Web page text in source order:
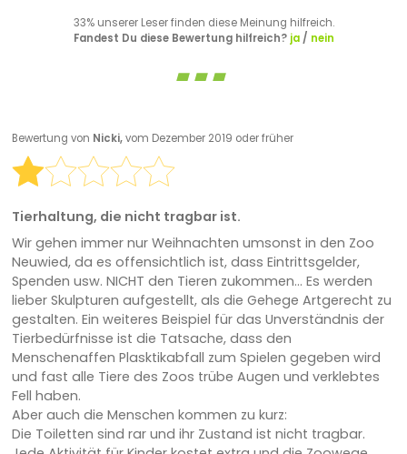
33% unserer Leser finden diese Meinung hilfreich.
Fandest Du diese Bewertung hilfreich? ja/ nein
Bewertung von Nicki,vom Dezember 2019 oder früher
Tierhaltung, die nicht tragbar ist.
Wir gehen immer nur Weihnachten umsonst in den Zoo
Neuwied, da es offensichtlich ist, dass Eintrittsgelder,
Spenden usw. NICHT den Tieren zukommen... Es werden
lieber Skulpturen aufgestellt, als die Gehege Artgerecht zu
gestalten. Ein weiteres Beispiel für das Unverständnis der
Tierbedürfnisse ist die Tatsache, dass den
Menschenaffen Plasktikabfall zum Spielen gegeben wird
und fast alle Tiere des Zoos trübe Augen und verklebtes
Fell haben.
Aber auch die Menschen kommen zu kurz:
Die Toiletten sind rar und ihr Zustand ist nicht tragbar.